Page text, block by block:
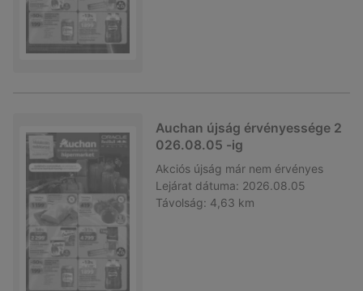
Auchan újság érvényessége 2
026.08.05 -ig
Akciós újság már nem érvényes
Lejárat dátuma: 2026.08.05
Távolság: 4,63 km